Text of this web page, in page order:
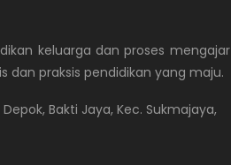
keluarga dan proses mengajar
praksis pendidikan yang maju.
Bakti Jaya, Kec. Sukmajaya,